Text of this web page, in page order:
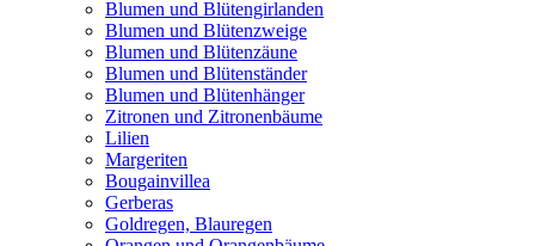
Blumen und Blütengirlanden
Blumen und Blütenzweige
Blumen und Blütenzäune
Blumen und Blütenständer
Blumen und Blütenhänger
Zitronen und Zitronenbäume
Lilien
Margeriten
Bougainvillea
Gerberas
Goldregen, Blauregen